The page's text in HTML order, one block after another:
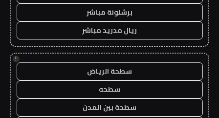
برشلونة مباشر
ريال مدريد مباشر
!
سطحة الرياض
سطحه
سطحة بين المدن